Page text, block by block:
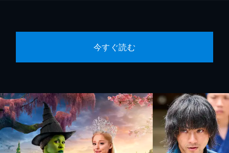
今すぐ読む